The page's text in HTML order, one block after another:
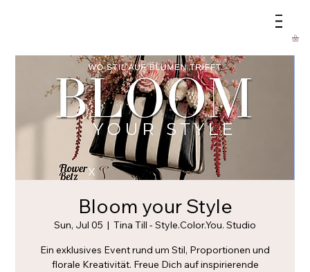
Bloom your Style
Sun, Jul 05
  |
Tina Till - Style.Color.You. Studio
Ein exklusives Event rund um Stil, Proportionen und
florale Kreativität. Freue Dich auf inspirierende